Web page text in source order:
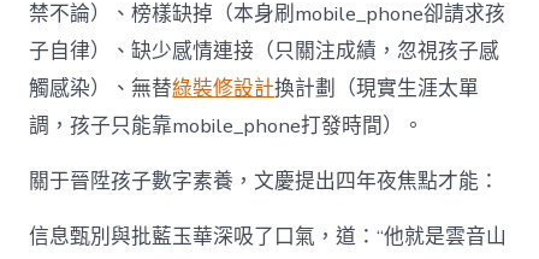
禁不論）、榜樣缺掉（本身刷mobile_phone卻請求孩
子自律）、缺少感情連接（只關注成績，忽視孩子感
觸感染）、無替綠裝修設計換計劃（現實生涯太單
調，孩子只能靠mobile_phone打發時間）。
關于晉陞孩子數字素養，文慶提出四年夜焦點才能：
信息甄別與批藍玉華深吸了口氣，道：“他就是雲音山